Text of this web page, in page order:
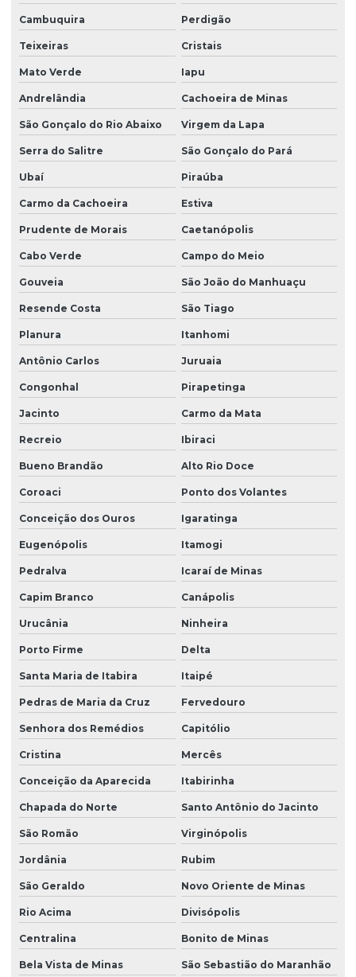
Cambuquira Perdigão
Teixeiras Cristais
Mato Verde Iapu
Andrelândia Cachoeira de Minas
São Gonçalo do Rio Abaixo Virgem da Lapa
Serra do Salitre São Gonçalo do Pará
Ubaí Piraúba
Carmo da Cachoeira Estiva
Prudente de Morais Caetanópolis
Cabo Verde Campo do Meio
Gouveia São João do Manhuaçu
Resende Costa São Tiago
Planura Itanhomi
Antônio Carlos Juruaia
Congonhal Pirapetinga
Jacinto Carmo da Mata
Recreio Ibiraci
Bueno Brandão Alto Rio Doce
Coroaci Ponto dos Volantes
Conceição dos Ouros Igaratinga
Eugenópolis Itamogi
Pedralva Icaraí de Minas
Capim Branco Canápolis
Urucânia Ninheira
Porto Firme Delta
Santa Maria de Itabira Itaipé
Pedras de Maria da Cruz Fervedouro
Senhora dos Remédios Capitólio
Cristina Mercês
Conceição da Aparecida Itabirinha
Chapada do Norte Santo Antônio do Jacinto
São Romão Virginópolis
Jordânia Rubim
São Geraldo Novo Oriente de Minas
Rio Acima Divisópolis
Centralina Bonito de Minas
Bela Vista de Minas São Sebastião do Maranhão